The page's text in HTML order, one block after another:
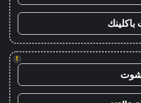
باكلينك
!
شوت